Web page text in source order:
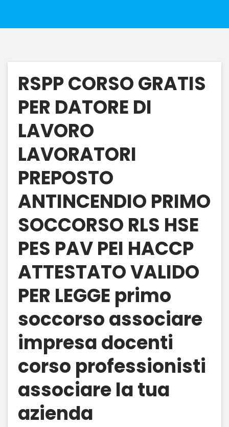
RSPP CORSO GRATIS
PER DATORE DI
LAVORO
LAVORATORI
PREPOSTO
ANTINCENDIO PRIMO
SOCCORSO RLS HSE
PES PAV PEI HACCP
ATTESTATO VALIDO
PER LEGGE primo
soccorso associare
impresa docenti
corso professionisti
associare la tua
azienda